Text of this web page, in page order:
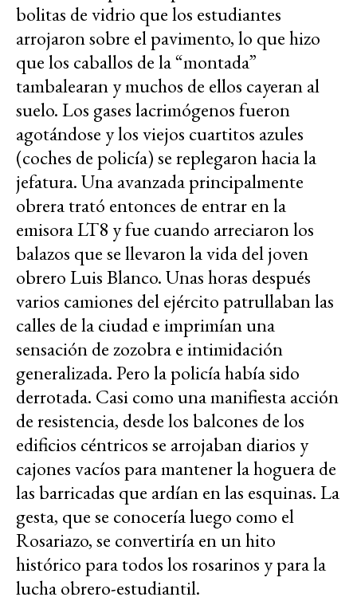
bolitas de vidrio que los estudiantes
arrojaron sobre el pavimento, lo que hizo
que los caballos de la “montada”
tambalearan y muchos de ellos cayeran al
suelo. Los gases lacrimógenos fueron
agotándose y los viejos cuartitos azules
(coches de policía) se replegaron hacia la
jefatura. Una avanzada principalmente
obrera trató entonces de entrar en la
emisora LT8 y fue cuando arreciaron los
balazos que se llevaron la vida del joven
obrero Luis Blanco. Unas horas después
varios camiones del ejército patrullaban las
calles de la ciudad e imprimían una
sensación de zozobra e intimidación
generalizada. Pero la policía había sido
derrotada. Casi como una manifiesta acción
de resistencia, desde los balcones de los
edificios céntricos se arrojaban diarios y
cajones vacíos para mantener la hoguera de
las barricadas que ardían en las esquinas. La
gesta, que se conocería luego como el
Rosariazo, se convertiría en un hito
histórico para todos los rosarinos y para la
lucha obrero-estudiantil.